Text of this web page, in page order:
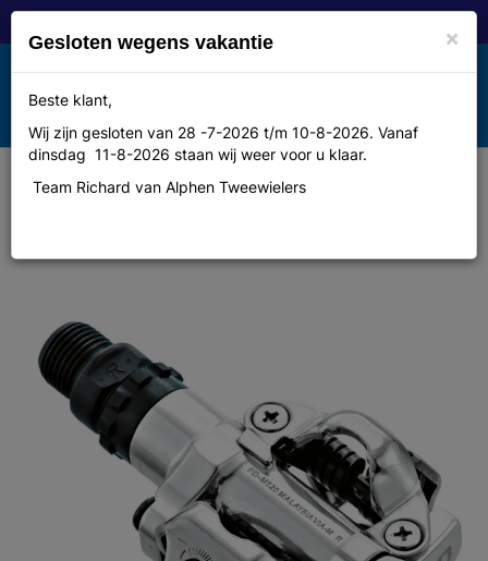
Toggle
navigation
MENU
Shimano Pedaal sh pdm520 spd
×
Gesloten wegens vakantie
Beste klant,
Wij zijn gesloten van 28 -7-2026 t/m 10-8-2026. Vanaf
dinsdag 11-8-2026 staan wij weer voor u klaar.
Team Richard van Alphen Tweewielers